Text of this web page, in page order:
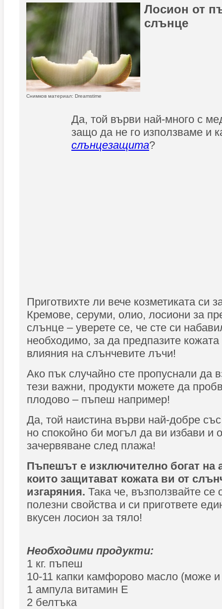
Лосион от
слънце
Снимков материал: Dreamstime
Да, той върви най-много с
защо да не го използваме и
слънцезащита?
Приготвихте ли вече козметиката си
Кремове, серуми, олио, лосиони за
слънце – уверете се, че сте си
необходимо, за да предпазите
влияния на слънчевите лъчи!
Ако пък случайно сте пропуснали да
тези важни, продукти можете да
плодово – пъпеш например!
Да, той наистина върви най-добре
но спокойно би могъл да ви избави и
зачервяване след плажа!
Пъпешът е изключително богат на
които защитават кожата ви от
изгаряния. Така че, възползвайте се
полезни свойства и си пригответе
вкусен лосион за тяло!
Необходими продукти:
1 кг. пъпеш
10-11 капки камфорово масло (може
1 ампула витамин Е
2 белтъка